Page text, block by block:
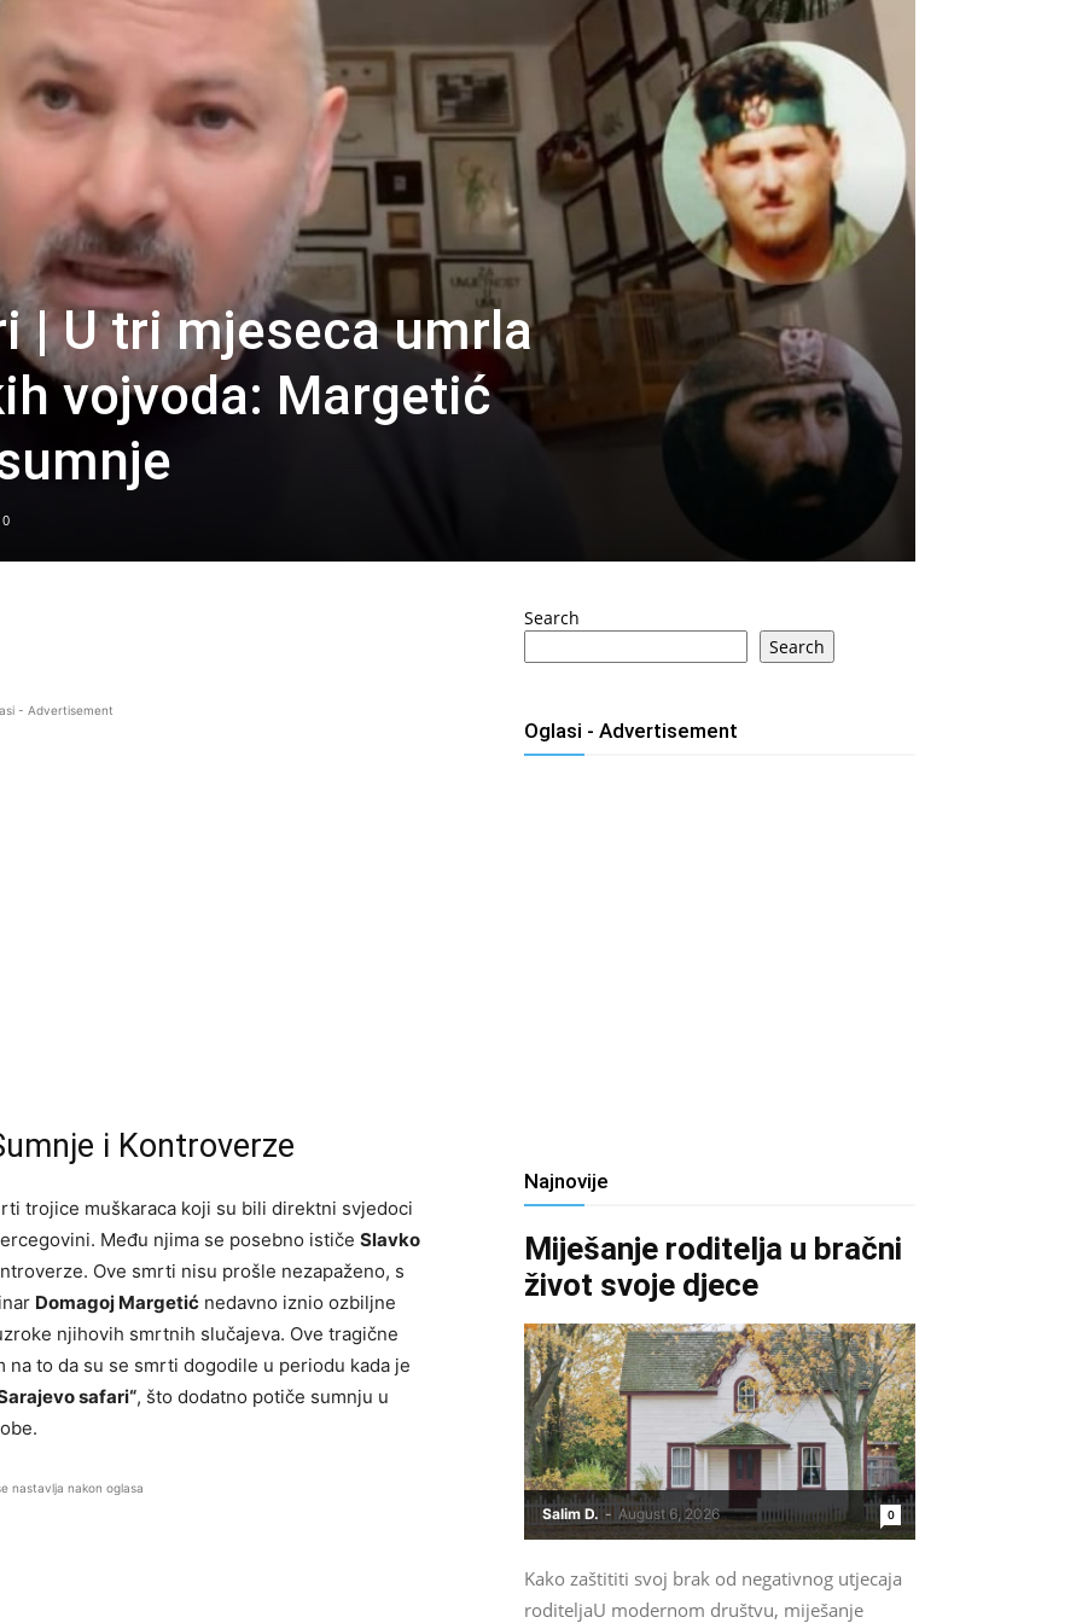
| U tri mjeseca umrla
vojvoda: Margetić
0
- Advertisement
i Kontroverze
trojice muškaraca koji su bili direktni svjedoci
Među njima se posebno ističe Slavko
Ove smrti nisu prošle nezapaženo, s
Domagoj Margetić nedavno iznio ozbiljne
njihovih smrtnih slučajeva. Ove tragične
to da su se smrti dogodile u periodu kada je
safari“, što dodatno potiče sumnju u
nastavlja nakon oglasa
Search
Search
Oglasi - Advertisement
Najnovije
Miješanje roditelja u bračni
život svoje djece
Salim D. - August 6, 2026 0
Kako zaštititi svoj brak od negativnog utjecaja
roditeljaU modernom društvu, miješanje